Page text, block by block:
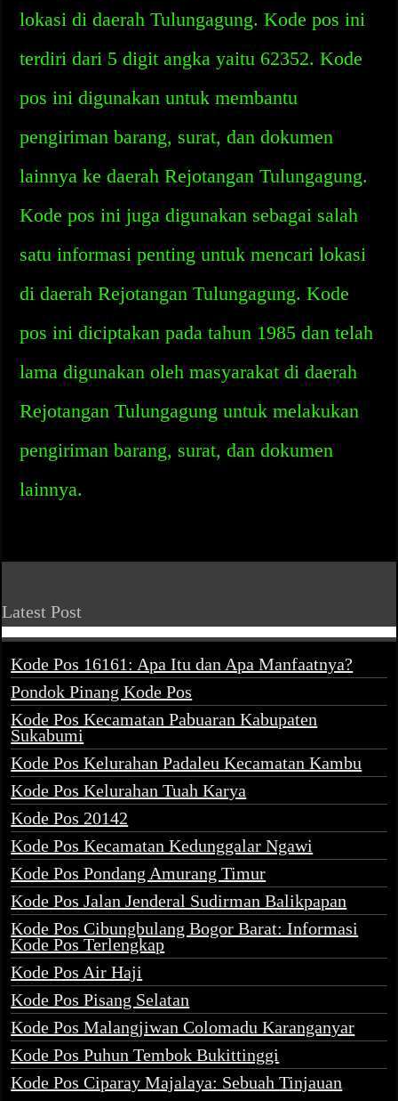
lokasi di daerah Tulungagung. Kode pos ini
terdiri dari 5 digit angka yaitu 62352. Kode
pos ini digunakan untuk membantu
pengiriman barang, surat, dan dokumen
lainnya ke daerah Rejotangan Tulungagung.
Kode pos ini juga digunakan sebagai salah
satu informasi penting untuk mencari lokasi
di daerah Rejotangan Tulungagung. Kode
pos ini diciptakan pada tahun 1985 dan telah
lama digunakan oleh masyarakat di daerah
Rejotangan Tulungagung untuk melakukan
pengiriman barang, surat, dan dokumen
lainnya.
Latest Post
Kode Pos 16161: Apa Itu dan Apa Manfaatnya?
Pondok Pinang Kode Pos
Kode Pos Kecamatan Pabuaran Kabupaten
Sukabumi
Kode Pos Kelurahan Padaleu Kecamatan Kambu
Kode Pos Kelurahan Tuah Karya
Kode Pos 20142
Kode Pos Kecamatan Kedunggalar Ngawi
Kode Pos Pondang Amurang Timur
Kode Pos Jalan Jenderal Sudirman Balikpapan
Kode Pos Cibungbulang Bogor Barat: Informasi
Kode Pos Terlengkap
Kode Pos Air Haji
Kode Pos Pisang Selatan
Kode Pos Malangjiwan Colomadu Karanganyar
Kode Pos Puhun Tembok Bukittinggi
Kode Pos Ciparay Majalaya: Sebuah Tinjauan